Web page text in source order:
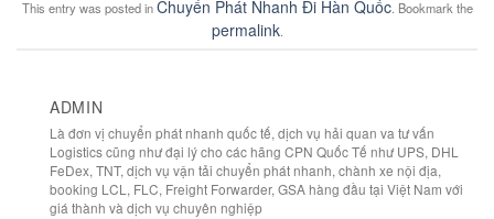
This entry was posted inChuyển Phát Nhanh Đi Hàn Quốc. Bookmark the
permalink.
ADMIN
Là đơn vị chuyển phát nhanh quốc tế, dịch vụ hải quan va tư vấn
Logistics cũng như đại lý cho các hãng CPN Quốc Tế như UPS, DHL
FeDex, TNT, dịch vụ vận tải chuyển phát nhanh, chành xe nội địa,
booking LCL, FLC, Freight Forwarder, GSA hàng đầu tại Việt Nam với
giá thành và dịch vụ chuyên nghiệp